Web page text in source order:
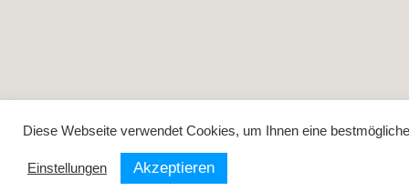
Diese Webseite verwendet Cookies, um Ihnen eine
Einstellungen Akzeptieren